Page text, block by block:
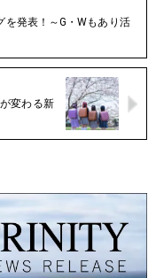
発表！～G・Wもあり活
変わる新